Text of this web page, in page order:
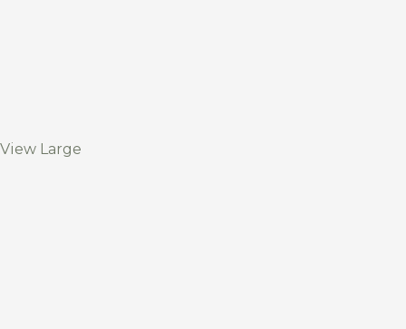
View Large